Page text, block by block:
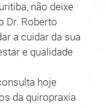
não deixe
Dr. Roberto
a cuidar da sua
e qualidade
hoje
da quiropraxia